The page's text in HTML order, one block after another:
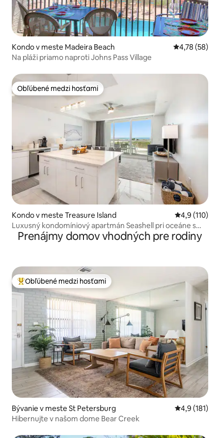
Kondo v meste Madeira Beach Priemerné
4,78 (58)
Na pláži priamo naproti Johns Pass Village
Obľúbené medzi hosťami
Obľúbené medzi hosťami
Kondo v meste Treasure Island Priemerné
4,9 (110)
Luxusný kondomíniový apartmán Seashell pri oceáne s
bazénom
Prenájmy domov vhodných pre rodiny
Najobľúbenejšie medzi hosťami
Obľúbené medzi hosťami
Bývanie v meste St Petersburg Priemerné
4,9 (181)
Hibernujte v našom dome Bear Creek